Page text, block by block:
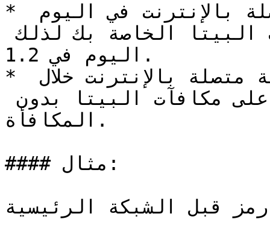
* إذا كانت هناك محطة متصلة بالإنترنت في اليوم
السابق، فسيتم ضرب مكافآت البيتا الخاصة بك لذلك
اليوم في 1.2.
* إذا لم يتم العثور على أي محطة متصلة بالإنترنت خلال
المكافأة.
#### مثال:
ربحت 10,000 رمز قبل الشبكة الرئيسية...